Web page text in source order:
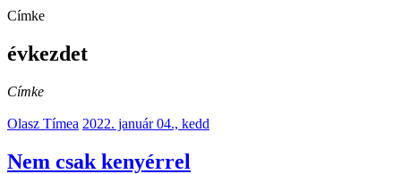
Címke
évkezdet
Címke
Olasz Tímea 2022. január 04., kedd
Nem csak kenyérrel